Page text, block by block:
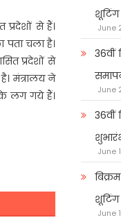
प्रदेशों से हैं।
चला है।
प्रदेशों से
मंत्रालय ने
लग गये हैं।
शूटिंग
June
36वीं
June
36वीं
June
June